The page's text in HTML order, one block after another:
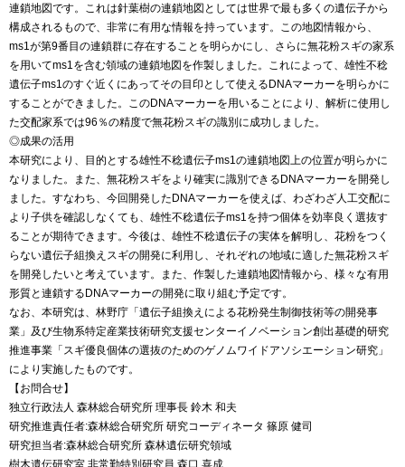
連鎖地図です。これは針葉樹の連鎖地図としては世界で最も多くの遺伝子から
構成されるもので、非常に有用な情報を持っています。この地図情報から、
ms1が第9番目の連鎖群に存在することを明らかにし、さらに無花粉スギの家系
を用いてms1を含む領域の連鎖地図を作製しました。これによって、雄性不稔
遺伝子ms1のすぐ近くにあってその目印として使えるDNAマーカーを明らかに
することができました。このDNAマーカーを用いることにより、解析に使用し
た交配家系では96％の精度で無花粉スギの識別に成功しました。
◎成果の活用
本研究により、目的とする雄性不稔遺伝子ms1の連鎖地図上の位置が明らかに
なりました。また、無花粉スギをより確実に識別できるDNAマーカーを開発し
ました。すなわち、今回開発したDNAマーカーを使えば、わざわざ人工交配に
より子供を確認しなくても、雄性不稔遺伝子ms1を持つ個体を効率良く選抜す
ることが期待できます。今後は、雄性不稔遺伝子の実体を解明し、花粉をつく
らない遺伝子組換えスギの開発に利用し、それぞれの地域に適した無花粉スギ
を開発したいと考えています。また、作製した連鎖地図情報から、様々な有用
形質と連鎖するDNAマーカーの開発に取り組む予定です。
なお、本研究は、林野庁「遺伝子組換えによる花粉発生制御技術等の開発事
業」及び生物系特定産業技術研究支援センターイノベーション創出基礎的研究
推進事業「スギ優良個体の選抜のためのゲノムワイドアソシエーション研究」
により実施したものです。
【お問合せ】
独立行政法人 森林総合研究所 理事長 鈴木 和夫
研究推進責任者:森林総合研究所 研究コーディネータ 篠原 健司
研究担当者:森林総合研究所 森林遺伝研究領域
樹木遺伝研究室 非常勤特別研究員 森口 喜成